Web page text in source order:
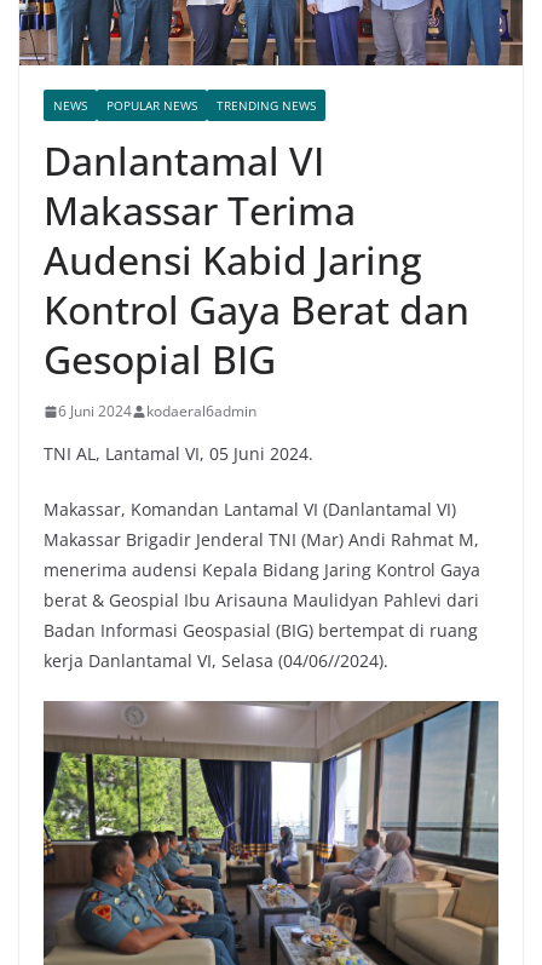
NEWS POPULAR NEWS TRENDING NEWS
Danlantamal VI
Makassar Terima
Audensi Kabid Jaring
Kontrol Gaya Berat dan
Gesopial BIG
6 Juni 2024 kodaeral6admin
TNI AL, Lantamal VI, 05 Juni 2024.
Makassar, Komandan Lantamal VI (Danlantamal VI)
Makassar Brigadir Jenderal TNI (Mar) Andi Rahmat M,
menerima audensi Kepala Bidang Jaring Kontrol Gaya
berat & Geospial Ibu Arisauna Maulidyan Pahlevi dari
Badan Informasi Geospasial (BIG) bertempat di ruang
kerja Danlantamal VI, Selasa (04/06//2024).